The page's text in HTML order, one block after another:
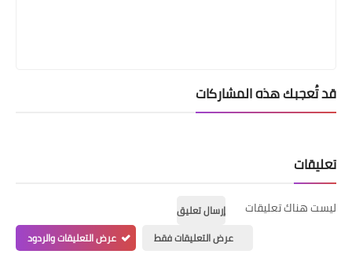
قد تُعجبك هذه المشاركات
تعليقات
ليست هناك تعليقات
إرسال تعليق
عرض التعليقات فقط
عرض التعليقات والردود